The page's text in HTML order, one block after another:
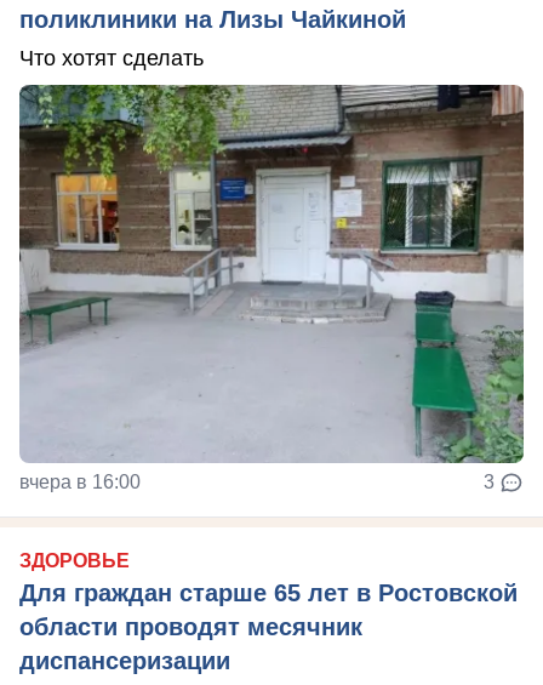
поликлиники на Лизы Чайкиной
Что хотят сделать
вчера в 16:00 3
ЗДОРОВЬЕ
Для граждан старше 65 лет в Ростовской
области проводят месячник
диспансеризации